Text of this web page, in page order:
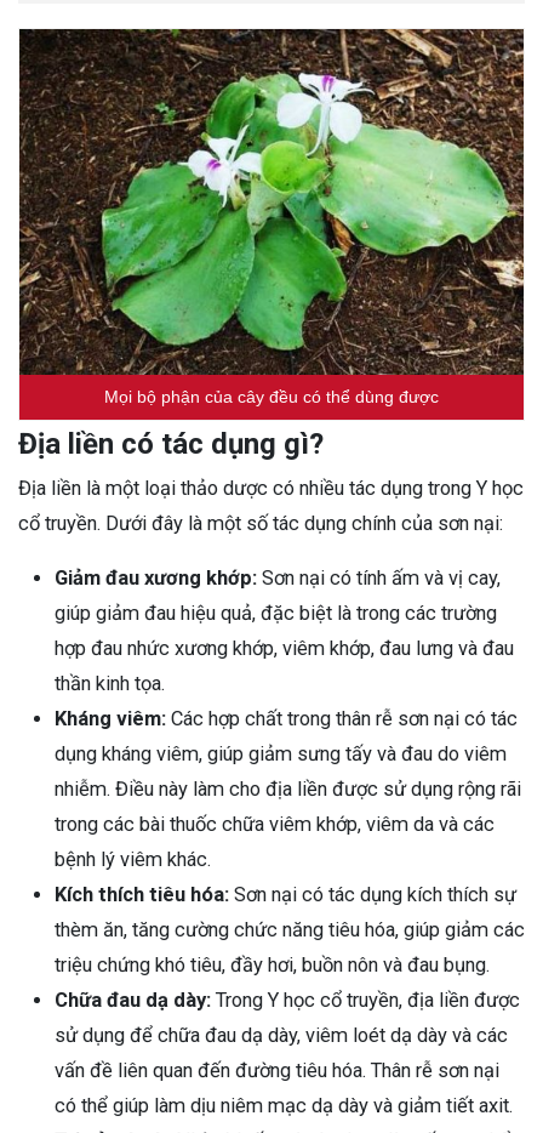
Mọi bộ phận của cây đều có thể dùng được
Địa liền có tác dụng gì?
Địa liền là một loại thảo dược có nhiều tác dụng trong Y học
cổ truyền. Dưới đây là một số tác dụng chính của sơn nại:
Giảm đau xương khớp: Sơn nại có tính ấm và vị cay,
giúp giảm đau hiệu quả, đặc biệt là trong các trường
hợp đau nhức xương khớp, viêm khớp, đau lưng và đau
thần kinh tọa.
Kháng viêm: Các hợp chất trong thân rễ sơn nại có tác
dụng kháng viêm, giúp giảm sưng tấy và đau do viêm
nhiễm. Điều này làm cho địa liền được sử dụng rộng rãi
trong các bài thuốc chữa viêm khớp, viêm da và các
bệnh lý viêm khác.
Kích thích tiêu hóa: Sơn nại có tác dụng kích thích sự
thèm ăn, tăng cường chức năng tiêu hóa, giúp giảm các
triệu chứng khó tiêu, đầy hơi, buồn nôn và đau bụng.
Chữa đau dạ dày: Trong Y học cổ truyền, địa liền được
sử dụng để chữa đau dạ dày, viêm loét dạ dày và các
vấn đề liên quan đến đường tiêu hóa. Thân rễ sơn nại
có thể giúp làm dịu niêm mạc dạ dày và giảm tiết axit.